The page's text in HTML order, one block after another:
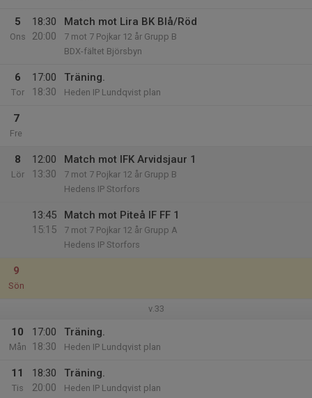
5
Ons
18:30
20:00
Match mot Lira BK Blå/Röd
7 mot 7 Pojkar 12 år Grupp B
BDX-fältet Björsbyn
6
Tor
17:00
18:30
Träning.
Heden IP Lundqvist plan
7
Fre
8
Lör
12:00
13:30
Match mot IFK Arvidsjaur 1
7 mot 7 Pojkar 12 år Grupp B
Hedens IP Storfors
13:45
15:15
Match mot Piteå IF FF 1
7 mot 7 Pojkar 12 år Grupp A
Hedens IP Storfors
9
Sön
v.33
10
Mån
17:00
18:30
Träning.
Heden IP Lundqvist plan
11
Tis
18:30
20:00
Träning.
Heden IP Lundqvist plan